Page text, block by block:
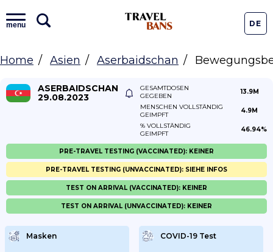
menu DE
Home Asien Aserbaidschan
ASERBAIDSCHAN
29.08.2023
GESAMTDOSEN
GEGEBEN
13.9M
MENSCHEN VOLLSTÄNDIG
GEIMPFT
4.9M
% VOLLSTÄNDIG
GEIMPFT
46.94%
Masken COVID-19 Test
PRE-TRAVEL TESTING (VACCINATED): KEINER
PRE-TRAVEL TESTING (UNVACCINATED): SIEHE INFOS
TEST ON ARRIVAL (VACCINATED): KEINER
TEST ON ARRIVAL (UNVACCINATED): KEINER